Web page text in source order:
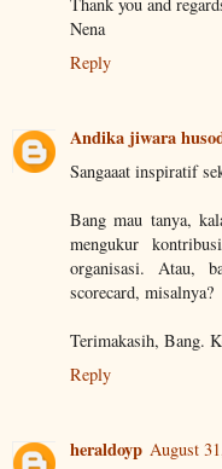
Nena
Reply
Andika jiwara
Sangaaat inspiratif
Bang mau tanya,
mengukur
organisasi. Atau,
scorecard, misalnya?
Terimakasih, Bang.
Reply
heraldoyp August